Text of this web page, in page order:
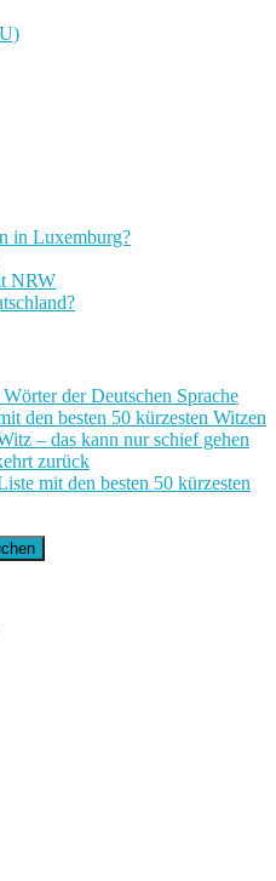
in Luxemburg?
NRW
der Deutschen Sprache
den besten 50 kürzesten Witzen
– das kann nur schief gehen
zurück
mit den besten 50 kürzesten